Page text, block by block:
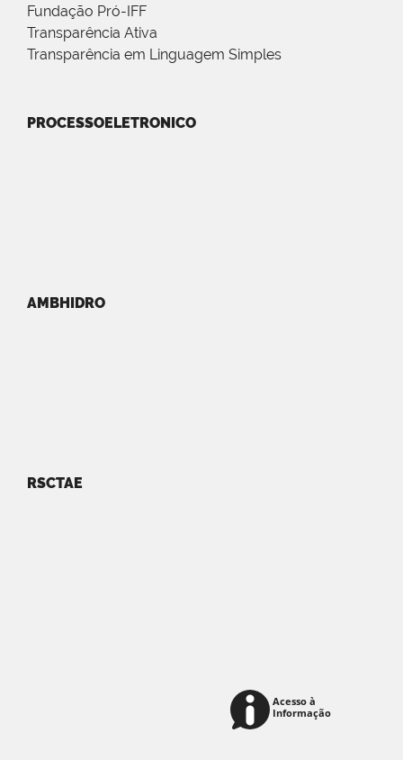
Fundação Pró-IFF
Transparência Ativa
Transparência em Linguagem Simples
PROCESSOELETRONICO
AMBHIDRO
RSCTAE